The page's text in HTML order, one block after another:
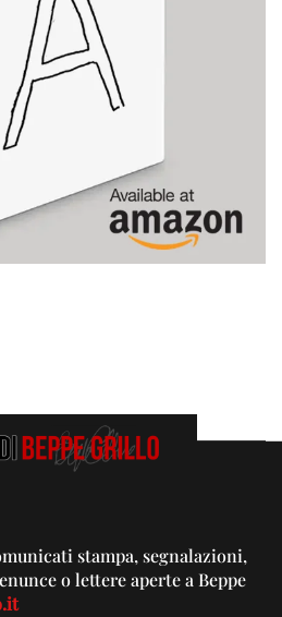
stampa, segnalazioni,
o lettere aperte a Beppe